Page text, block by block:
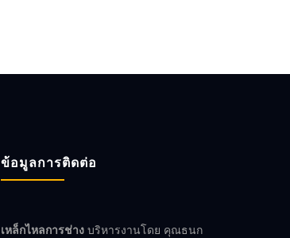
ข้อมูลการติดต่อ
เหล็กไหลการช่างบริหารงานโดย คุณธนก